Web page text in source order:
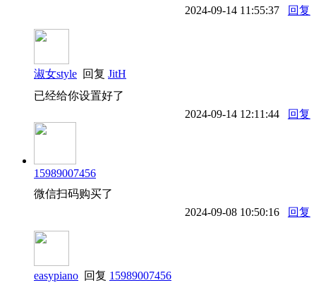
2024-09-14 11:55:37
回复
淑女style 回复 JitH
已经给你设置好了
2024-09-14 12:11:44
回复
15989007456
微信扫码购买了
2024-09-08 10:50:16
回复
easypiano 回复 15989007456